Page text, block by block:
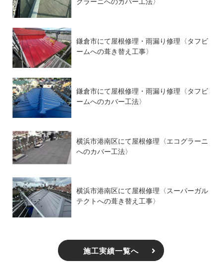
鎌倉市にて屋根修理・雨漏り修理〈タフビ
ームへの葺き替え工事〉
鎌倉市にて屋根修理・雨漏り修理〈タフビ
ームへのカバー工法〉
横浜市港南区にて屋根修理〈エコグラーニ
へのカバー工法〉
横浜市港南区にて屋根修理〈スーパーガル
テクトへの葺き替え工事〉
施工実績一覧へ